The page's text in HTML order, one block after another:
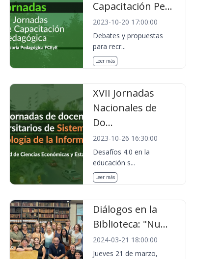
Capacitación Pe...
2023-10-20 17:00:00
Debates y propuestas
para recr...
Leer más
XVII Jornadas
Nacionales de
Do...
2023-10-26 16:30:00
Desafíos 4.0 en la
educación s...
Leer más
Diálogos en la
Biblioteca: "Nu...
2024-03-21 18:00:00
Jueves 21 de marzo,